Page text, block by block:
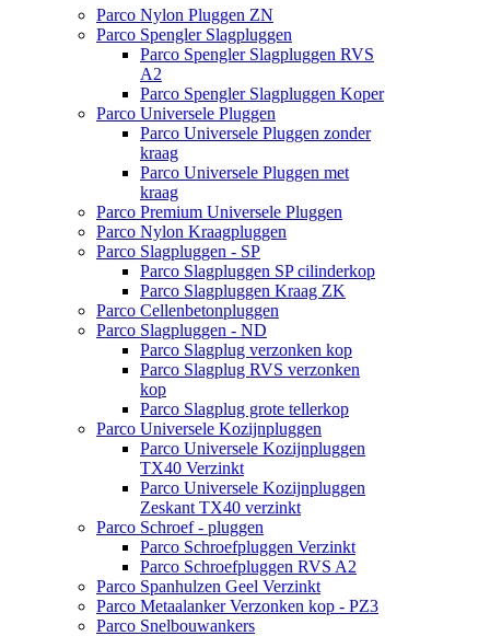
Parco Nylon Pluggen ZN
Parco Spengler Slagpluggen
Parco Spengler Slagpluggen RVS
A2
Parco Spengler Slagpluggen Koper
Parco Universele Pluggen
Parco Universele Pluggen zonder
kraag
Parco Universele Pluggen met
kraag
Parco Premium Universele Pluggen
Parco Nylon Kraagpluggen
Parco Slagpluggen - SP
Parco Slagpluggen SP cilinderkop
Parco Slagpluggen Kraag ZK
Parco Cellenbetonpluggen
Parco Slagpluggen - ND
Parco Slagplug verzonken kop
Parco Slagplug RVS verzonken
kop
Parco Slagplug grote tellerkop
Parco Universele Kozijnpluggen
Parco Universele Kozijnpluggen
TX40 Verzinkt
Parco Universele Kozijnpluggen
Zeskant TX40 verzinkt
Parco Schroef - pluggen
Parco Schroefpluggen Verzinkt
Parco Schroefpluggen RVS A2
Parco Spanhulzen Geel Verzinkt
Parco Metaalanker Verzonken kop - PZ3
Parco Snelbouwankers